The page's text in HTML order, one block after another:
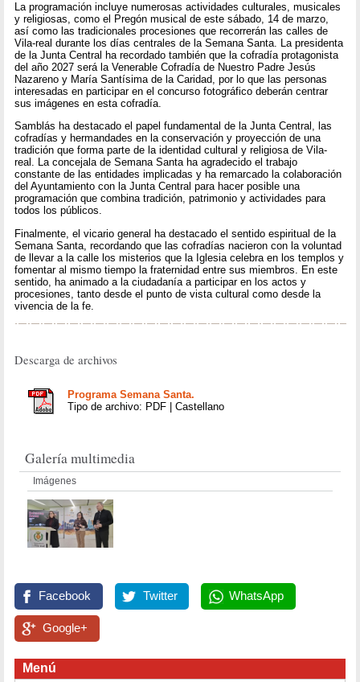
La programación incluye numerosas actividades culturales, musicales
y religiosas, como el Pregón musical de este sábado, 14 de marzo,
así como las tradicionales procesiones que recorrerán las calles de
Vila-real durante los días centrales de la Semana Santa. La presidenta
de la Junta Central ha recordado también que la cofradía protagonista
del año 2027 será la Venerable Cofradía de Nuestro Padre Jesús
Nazareno y María Santísima de la Caridad, por lo que las personas
interesadas en participar en el concurso fotográfico deberán centrar
sus imágenes en esta cofradía.
Samblás ha destacado el papel fundamental de la Junta Central, las
cofradías y hermandades en la conservación y proyección de una
tradición que forma parte de la identidad cultural y religiosa de Vila-
real. La concejala de Semana Santa ha agradecido el trabajo
constante de las entidades implicadas y ha remarcado la colaboración
del Ayuntamiento con la Junta Central para hacer posible una
programación que combina tradición, patrimonio y actividades para
todos los públicos.
Finalmente, el vicario general ha destacado el sentido espiritual de la
Semana Santa, recordando que las cofradías nacieron con la voluntad
de llevar a la calle los misterios que la Iglesia celebra en los templos y
fomentar al mismo tiempo la fraternidad entre sus miembros. En este
sentido, ha animado a la ciudadanía a participar en los actos y
procesiones, tanto desde el punto de vista cultural como desde la
vivencia de la fe.
Descarga de archivos
Programa Semana Santa.
Tipo de archivo: PDF | Castellano
Galería multimedia
Imágenes
Facebook Twitter WhatsApp
Google+
Menú